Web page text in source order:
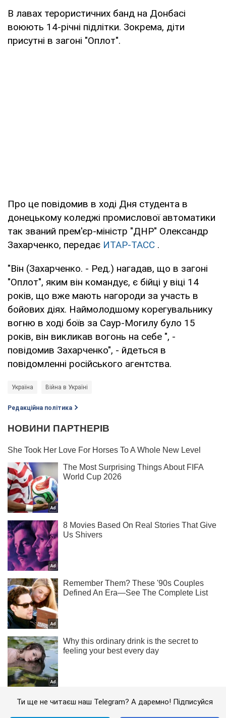
В лавах терористичних банд на Донбасі
воюють 14-річні підлітки. Зокрема, діти
присутні в загоні "Оплот".
Про це повідомив в ході Дня студента в
донецькому коледжі промислової автоматики
так званий прем'єр-міністр "ДНР" Олександр
Захарченко, передає ИТАР-ТАСС .
"Він (Захарченко. - Ред.) нагадав, що в загоні
"Оплот", яким він командує, є бійці у віці 14
років, що вже мають нагороди за участь в
бойових діях. Наймолодшому корегувальнику
вогню в ході боїв за Саур-Могилу було 15
років, він викликав вогонь на себе ", -
повідомив Захарченко", - йдеться в
повідомленні російського агентства.
Україна Війна в Україні
Редакційна політика
Ти ще не читаєш наш Telegram? А даремно! Підписуйся